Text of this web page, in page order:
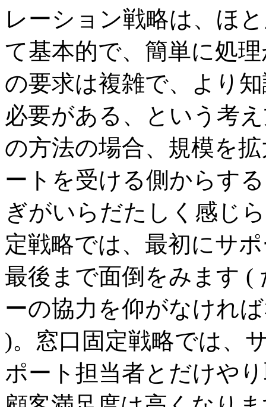
レーション戦略は、ほ
て基本的で、簡単に処
の要求は複雑で、より
必要がある、という考
の方法の場合、規模を
ートを受ける側からす
ぎがいらだたしく感じ
定戦略では、最初にサ
最後まで面倒をみます (
ーの協力を仰がなけれ
)。窓口固定戦略では、
ポート担当者とだけや